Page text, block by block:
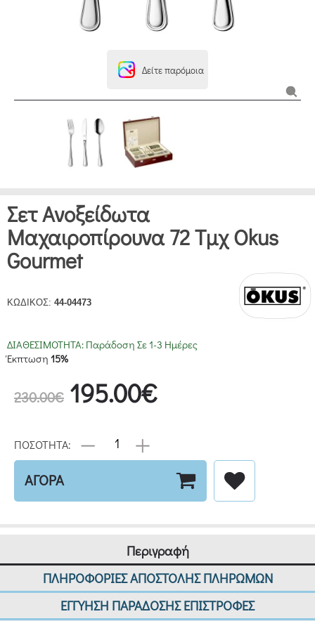
Δείτε παρόμοια
Σετ Ανοξείδωτα
Μαχαιροπίρουνα 72 Τμχ Okus
Gourmet
ΚΩΔΙΚΟΣ: 44-04473
ΔΙΑΘΕΣΙΜΟΤΗΤΑ: Παράδοση Σε 1-3 Ημέρες
Έκπτωση 15%
230.00€ 195.00€
ΠΟΣΟΤΗΤΑ:
ΑΓΟΡΑ
Περιγραφή
ΠΛΗΡΟΦΟΡΙΕΣ ΑΠΟΣΤΟΛΗΣ ΠΛΗΡΩΜΩΝ
ΕΓΓΥΗΣΗ ΠΑΡΑΔΟΣΗΣ ΕΠΙΣΤΡΟΦΕΣ